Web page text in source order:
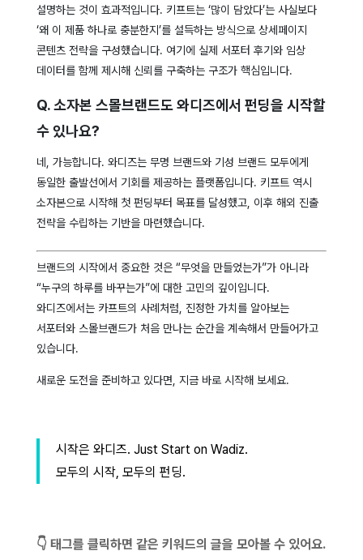
설명하는 것이 효과적입니다. 키프트는 ‘많이 담았다’는 사실보다
‘왜 이 제품 하나로 충분한지’를 설득하는 방식으로 상세페이지
콘텐츠 전략을 구성했습니다. 여기에 실제 서포터 후기와 임상
데이터를 함께 제시해 신뢰를 구축하는 구조가 핵심입니다.
Q. 소자본 스몰브랜드도 와디즈에서 펀딩을 시작할
수 있나요?
네, 가능합니다. 와디즈는 무명 브랜드와 기성 브랜드 모두에게
동일한 출발선에서 기회를 제공하는 플랫폼입니다. 키프트 역시
소자본으로 시작해 첫 펀딩부터 목표를 달성했고, 이후 해외 진출
전략을 수립하는 기반을 마련했습니다.
브랜드의 시작에서 중요한 것은 “무엇을 만들었는가”가 아니라
“누구의 하루를 바꾸는가”에 대한 고민의 깊이입니다.
와디즈에서는 카프트의 사례처럼, 진정한 가치를 알아보는
서포터와 스몰브랜드가 처음 만나는 순간을 계속해서 만들어가고
있습니다.
새로운 도전을 준비하고 있다면, 지금 바로 시작해 보세요.
시작은 와디즈. Just Start on Wadiz.
모두의 시작, 모두의 펀딩.
👇 태그를 클릭하면 같은 키워드의 글을 모아볼 수 있어요.